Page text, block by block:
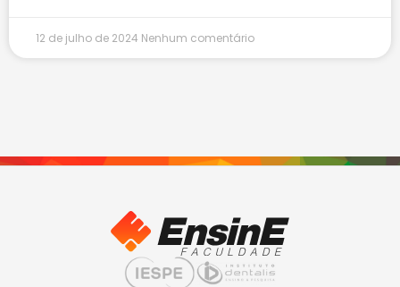
12 de julho de 2024 Nenhum comentário